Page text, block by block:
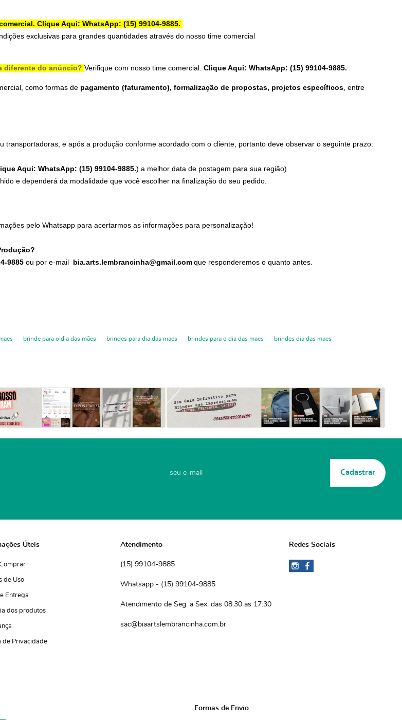
Clique Aqui: WhatsApp: (15) 99104-9885.
exclusivas para grandes quantidades através do nosso time comercial
diferente do anúncio? Verifique com nosso time comercial. Clique Aqui: WhatsApp: (15) 99104-9885.
como formas de pagamento (faturamento), formalização de propostas, projetos específicos , entre
transportadoras, e após a produção conforme acordado com o cliente, portanto deve observar o seguinte prazo:
Aqui: WhatsApp: (15) 99104-9885.) a melhor data de postagem para sua região)
e dependerá da modalidade que você escolher na finalização do seu pedido.
pelo Whatsapp para acertarmos as informações para personalização!
9885 ou por e-mail bia.arts.lembrancinha@gmail.comque responderemos o quanto antes.
brinde para o dia das mães brindes para dia das maes brindes para o dia das maes brindes dia das maes
Cadastrar
Úteis
de Uso
Entrega
dos produtos
de Privacidade
Atendimento
(15) 99104-9885
(15) 99104-9885
Atendimento de Seg. a Sex. das 08:30 as 17:30
sac@biaartslembrancinha.com.br
Redes Sociais
Formas de Envio